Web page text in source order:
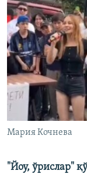
Мария Кочнева
"Йоу, ўрислар"